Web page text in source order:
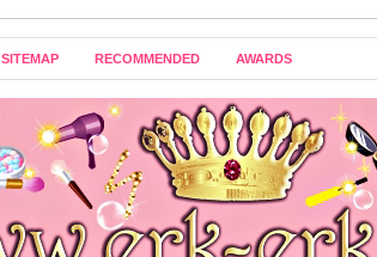
SITEMAP RECOMMENDED AWARDS